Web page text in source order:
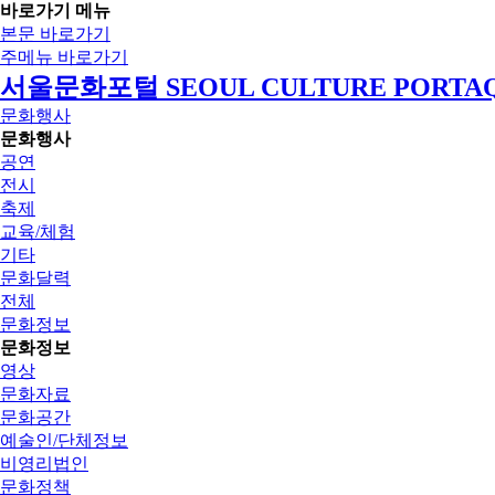
바로가기 메뉴
본문 바로가기
주메뉴 바로가기
서울문화포털 SEOUL CULTURE
문화행사
문화행사
공연
전시
축제
교육/체험
기타
문화달력
전체
문화정보
문화정보
영상
문화자료
문화공간
예술인/단체정보
비영리법인
문화정책